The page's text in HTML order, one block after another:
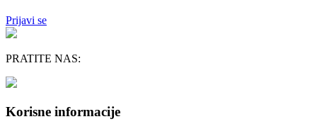
Prijavi se
PRATITE NAS:
Korisne informacije